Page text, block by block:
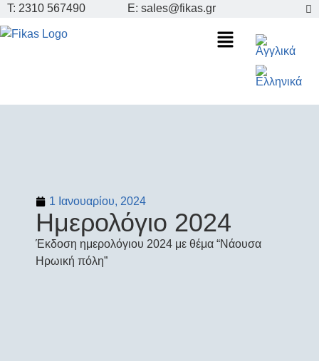
Τ: 2310 567490 E: sales@fikas.gr
1 Ιανουαρίου, 2024
Ημερολόγιο 2024
Έκδοση ημερολόγιου 2024 με θέμα “Νάουσα
Ηρωική πόλη”